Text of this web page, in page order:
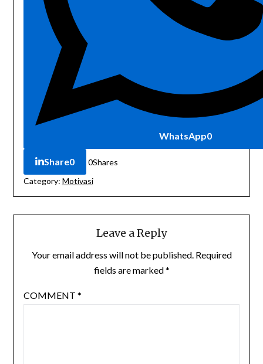
WhatsApp0
Share0 0Shares
Category: Motivasi
Leave a Reply
Your email address will not be published. Required
fields are marked*
COMMENT *